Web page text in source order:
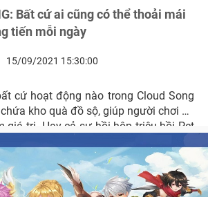
Bất cứ ai cũng có thể thoải mái
tiến mỗi ngày
15/09/2021 15:30:00
cứ hoạt động nào trong Cloud Song
kho quà đồ sộ, giúp người chơi bỏ
giá trị. Hay cả sự hồi hộp triệu hồi Pet
làm mang đến điều thú vị và phấn